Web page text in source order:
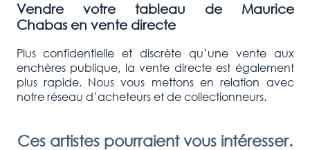
Vendre votre tableau de Maurice
Chabas en vente directe
Plus confidentielle et discrète qu’une vente aux
enchères publique, la vente directe est également
plus rapide. Nous vous mettons en relation avec
notre réseau d’acheteurs et de collectionneurs.
Ces artistes pourraient vous intéresser.